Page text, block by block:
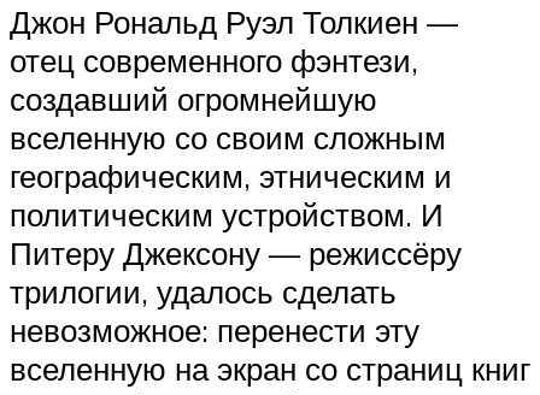
Джон Рональд Руэл Толкиен —
отец современного фэнтези,
создавший огромнейшую
вселенную со своим сложным
географическим, этническим и
политическим устройством. И
Питеру Джексону — режиссёру
трилогии, удалось сделать
невозможное: перенести эту
вселенную на экран со страниц книг